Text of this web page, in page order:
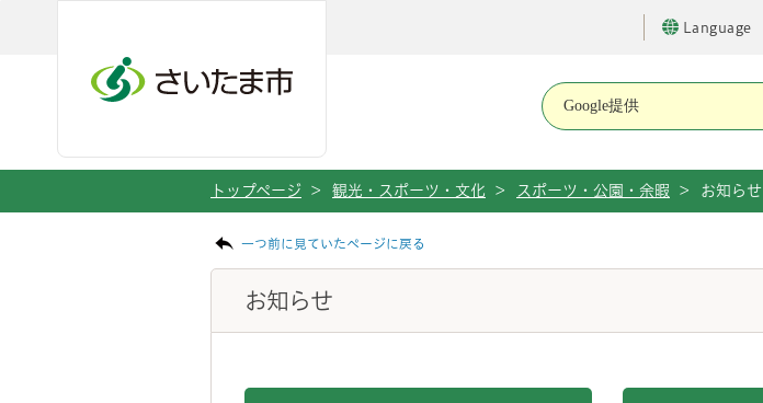
Language
トップページ > 観光・スポーツ・文化 > スポーツ・公園・余暇 > お知らせ
一つ前に見ていたページに戻る
お知らせ